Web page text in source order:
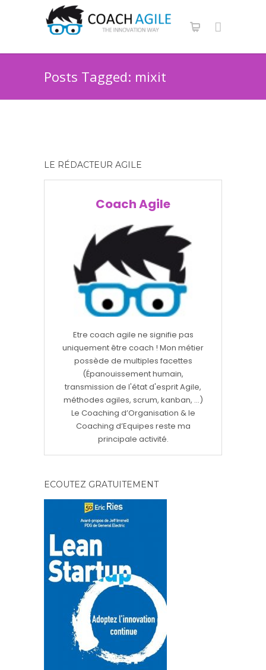
Posts Tagged: mixit
LE RÉDACTEUR AGILE
Coach Agile
Etre coach agile ne signifie pas
uniquement être coach ! Mon métier
possède de multiples facettes
(Épanouissement humain,
transmission de l'état d'esprit Agile,
méthodes agiles, scrum, kanban, ...)
Le Coaching d’Organisation & le
Coaching d’Equipes reste ma
principale activité.
ECOUTEZ GRATUITEMENT